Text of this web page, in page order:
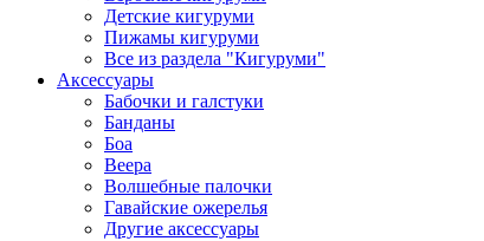
Детские кигуруми
Пижамы кигуруми
Все из раздела "Кигуруми"
Аксессуары
Бабочки и галстуки
Банданы
Боа
Веера
Волшебные палочки
Гавайские ожерелья
Другие аксессуары